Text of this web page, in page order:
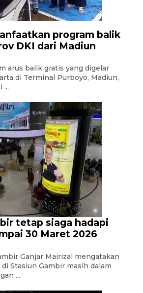
program balik
DKI dari Madiun
arus balik gratis yang digelar
di Terminal Purboyo, Madiun,
...
tetap siaga hadapi
30 Maret 2026
Ganjar Mairizal mengatakan
Stasiun Gambir masih dalam
...